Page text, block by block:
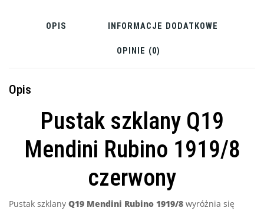
OPIS INFORMACJE DODATKOWE
OPINIE (0)
Opis
Pustak szklany Q19
Mendini Rubino 1919/8
czerwony
Pustak szklany Q19 Mendini Rubino 1919/8 wyróżnia się